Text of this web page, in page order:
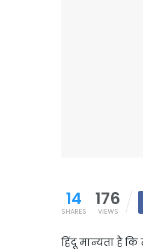
14
SHARES
176
VIEWS
हिंदू मान्यता है